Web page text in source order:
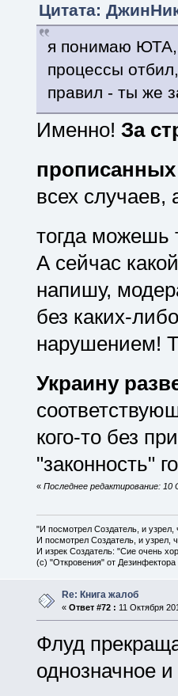
Цитата:
я понимаю ЮТА,
процессы
правил - ты же
Именно! За
всех случаев,
тогда можешь
А сейчас
напишу,
без каких-
нарушением!
Украину
кого-то без
"законность"
« Последнее редактирование:
"И посмотрел Создатель, и
И посмотрел Создатель, и узрел,
И изрек Создатель: "Сие очень
(с) "Откровения" от Дезинфектора
Re: Книга жалоб
« Ответ #72 : 11 Октября
Флуд
однозначное